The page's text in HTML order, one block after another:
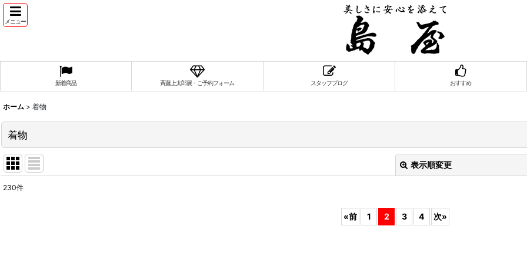
メニュー
新着商品 斉藤上太郎展・ご予約フォーム スタッフブログ おすすめ
ホーム > 着物
着物
表示順変更
230件
«前 1 2 3 4 次»